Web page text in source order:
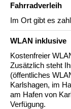
Fahrradverleih
Im Ort gibt es
WLAN inklusive
Kostenfreier
Zusätzlich steht
(öffentliches
Karlshagen, im
am Hafen von
Verfügung.